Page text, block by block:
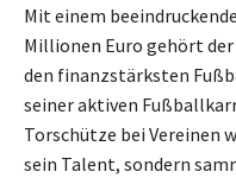
Mit einem
Millionen Euro gehört
den finanzstärksten
seiner aktiven
Torschütze bei Vereinen
sein Talent, sondern